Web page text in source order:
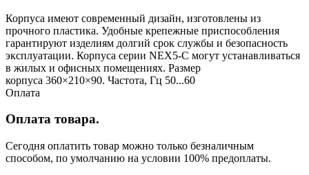
Корпуса имеют современный дизайн, изготовлены из
прочного пластика. Удобные крепежные приспособления
гарантируют изделиям долгий срок службы и безопасность
эксплуатации. Корпуса серии NEX5-C могут устанавливаться
в жилых и офисных помещениях. Размер
корпуса 360×210×90. Частота, Гц 50...60
Оплата
Оплата товара.
Сегодня оплатить товар можно только безналичным
способом, по умолчанию на условии 100% предоплаты.